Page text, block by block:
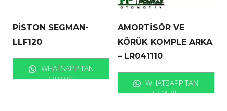
PİSTON SEGMAN-
LLF120
WHATSAPP'TAN
SIPARIŞ
AMORTİSÖR VE
KÖRÜK KOMPLE ARKA
– LR041110
WHATSAPP'TAN
SIPARIŞ